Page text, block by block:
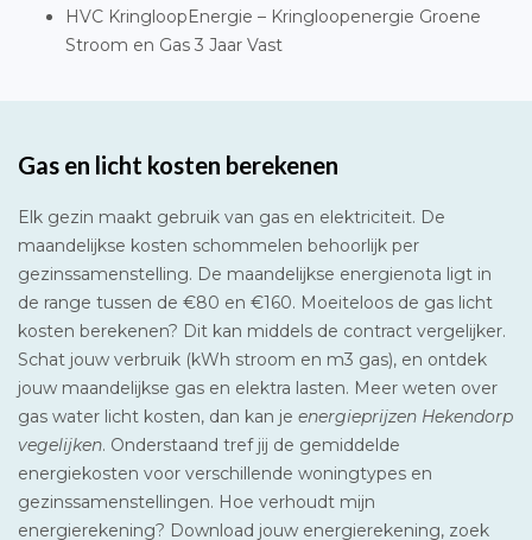
HVC KringloopEnergie – Kringloopenergie Groene
Stroom en Gas 3 Jaar Vast
Gas en licht kosten berekenen
Elk gezin maakt gebruik van gas en elektriciteit. De
maandelijkse kosten schommelen behoorlijk per
gezinssamenstelling. De maandelijkse energienota ligt in
de range tussen de €80 en €160. Moeiteloos de gas licht
kosten berekenen? Dit kan middels de contract vergelijker.
Schat jouw verbruik (kWh stroom en m3 gas), en ontdek
jouw maandelijkse gas en elektra lasten. Meer weten over
gas water licht kosten, dan kan je energieprijzen Hekendorp
vegelijken. Onderstaand tref jij de gemiddelde
energiekosten voor verschillende woningtypes en
gezinssamenstellingen. Hoe verhoudt mijn
energierekening? Download jouw energierekening, zoek